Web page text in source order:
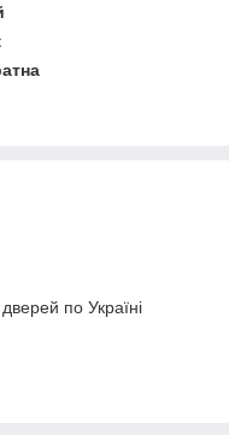
по Україні